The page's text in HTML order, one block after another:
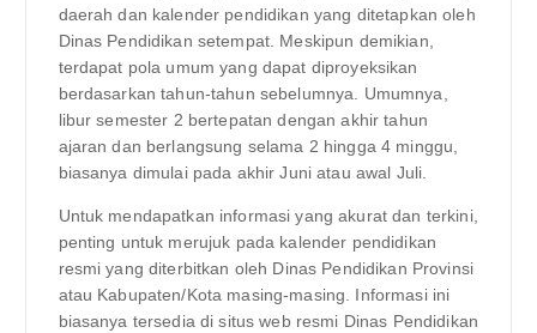
daerah dan kalender pendidikan yang ditetapkan oleh
Dinas Pendidikan setempat. Meskipun demikian,
terdapat pola umum yang dapat diproyeksikan
berdasarkan tahun-tahun sebelumnya. Umumnya,
libur semester 2 bertepatan dengan akhir tahun
ajaran dan berlangsung selama 2 hingga 4 minggu,
biasanya dimulai pada akhir Juni atau awal Juli.
Untuk mendapatkan informasi yang akurat dan terkini,
penting untuk merujuk pada kalender pendidikan
resmi yang diterbitkan oleh Dinas Pendidikan Provinsi
atau Kabupaten/Kota masing-masing. Informasi ini
biasanya tersedia di situs web resmi Dinas Pendidikan